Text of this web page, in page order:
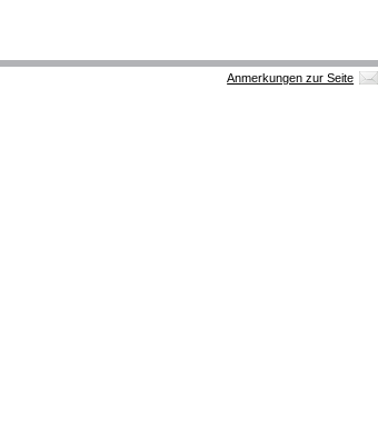
Anmerkungen zur Seite